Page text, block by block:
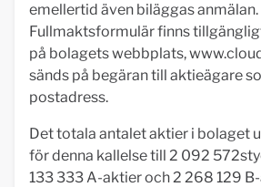
emellertid även biläggas anmälan.
Fullmaktsformulär finns
på bolagets webbplats,
sänds på begäran till aktieägare
postadress.
Det totala antalet aktier i bolaget
för denna kallelse till 2 092
133 333 A-aktier och 2 268 129